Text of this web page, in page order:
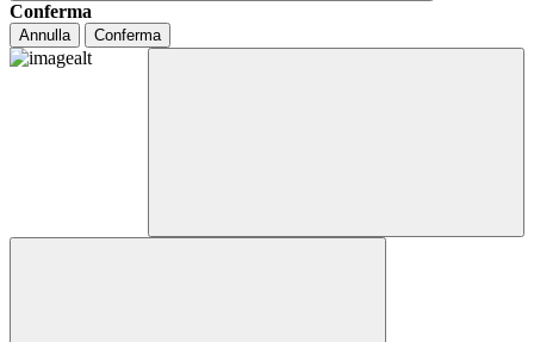
Conferma
Annulla Conferma